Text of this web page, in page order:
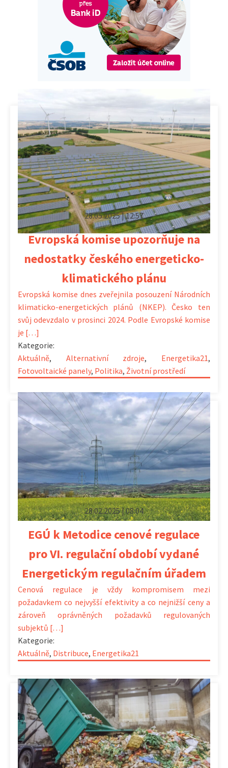
28.05.2025 | 12:57
Evropská komise upozorňuje na
nedostatky českého energeticko-
klimatického plánu
Evropská komise dnes zveřejnila posouzení Národních
klimaticko-energetických plánů (NKEP). Česko ten
svůj odevzdalo v prosinci 2024. Podle Evropské komise
je […]
Kategorie:
Aktuálně, Alternativní zdroje, Energetika21,
Fotovoltaické panely, Politika, Životní prostředí
28.02.2025 | 08:04
EGÚ k Metodice cenové regulace
pro VI. regulační období vydané
Energetickým regulačním úřadem
Cenová regulace je vždy kompromisem mezi
požadavkem co nejvyšší efektivity a co nejnižší ceny a
zároveň oprávněných požadavků regulovaných
subjektů […]
Kategorie:
Aktuálně, Distribuce, Energetika21